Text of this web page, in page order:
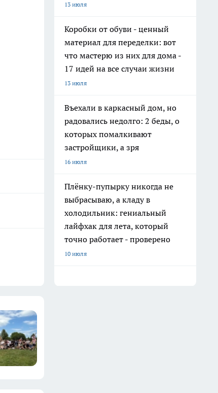
13 июля
Коробки от обуви - ценный
материал для переделки: вот
что мастерю из них для дома -
17 идей на все случаи жизни
13 июля
Въехали в каркасный дом, но
радовались недолго: 2 беды, о
которых помалкивают
застройщики, а зря
16 июля
Плёнку-пупырку никогда не
выбрасываю, а кладу в
холодильник: гениальный
лайфхак для лета, который
точно работает - проверено
10 июля